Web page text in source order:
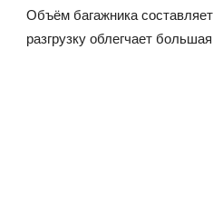
Объём багажника
разгрузку облегчает